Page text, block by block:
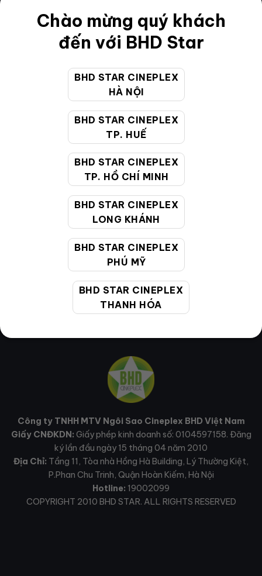
Chào mừng quý khách
đến với BHD Star
BHD STAR CINEPLEX
HÀ NỘI
BHD STAR CINEPLEX
TP. HUẾ
BHD STAR CINEPLEX
TP. HỒ CHÍ MINH
BHD STAR CINEPLEX
LONG KHÁNH
BHD STAR CINEPLEX
PHÚ MỸ
BHD STAR CINEPLEX
THANH HÓA
Điều khoản
Hướng dẫn đặt vé trực tuyến
Chính sách bảo vệ thông tin cá nhân của người tiêu
CHĂM SÓC KHÁCH HÀNG
19002099
gồm cả Lễ, Tết)
cskh@bhdstar.vn
MẠNG XÃ HỘI
Công ty TNHH MTV Ngôi Sao Cineplex BHD Việt Nam
Giấy CNĐKDN: Giấy phép kinh doanh số: 0104597158. Đăng
ký lần đầu ngày 15 tháng 04 năm 2010
Địa Chỉ: Tầng 11, Tòa nhà Hồng Hà Building, Lý Thường Kiệt,
P.Phan Chu Trinh, Quận Hoàn Kiếm, Hà Nội
Hotline: 19002099
COPYRIGHT 2010 BHD STAR. ALL RIGHTS RESERVED